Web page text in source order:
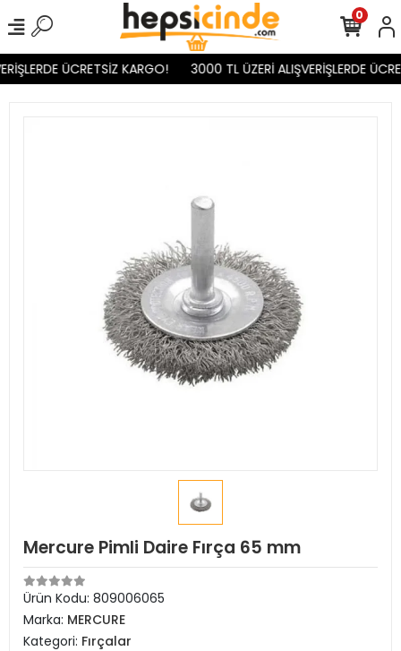
ÜCRETSİZ KARGO! 3000 TL ÜZERİ ALIŞVERİŞLERDE
0
Mercure Pimli Daire Fırça 65 mm
Ürün Kodu: 809006065
Marka: MERCURE
Kategori: Fırçalar